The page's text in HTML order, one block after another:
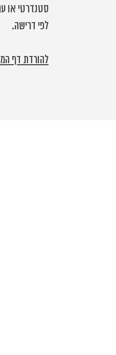
סטנדרטי או
לפי דרישה.
להורדת דף